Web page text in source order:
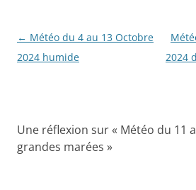
Navigation
des
← Météo du 4 au 13 Octobre
2024 humide
2024
Une réflexion sur « Météo du 11
grandes marées »